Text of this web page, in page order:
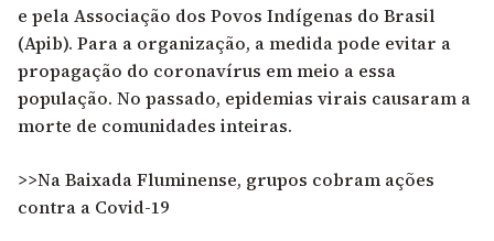
e pela Associação dos Povos Indígenas do Brasil
(Apib). Para a organização, a medida pode evitar a
propagação do coronavírus em meio a essa
população. No passado, epidemias virais causaram a
morte de comunidades inteiras.
>>Na Baixada Fluminense, grupos cobram ações
contra a Covid-19